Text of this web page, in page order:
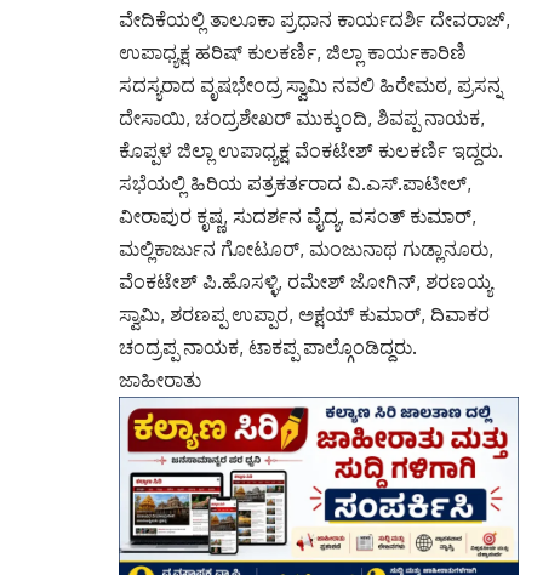
ವೇದಿಕೆಯಲ್ಲಿ ತಾಲೂಕಾ ಪ್ರಧಾನ ಕಾರ್ಯದರ್ಶಿ ದೇವರಾಜ್,
ಉಪಾಧ್ಯಕ್ಷ ಹರಿಷ್ ಕುಲಕರ್ಣಿ, ಜಿಲ್ಲಾ ಕಾರ್ಯಕಾರಿಣಿ
ಸದಸ್ಯರಾದ ವೃಷಭೇಂದ್ರ ಸ್ವಾಮಿ ನವಲಿ ಹಿರೇಮಠ, ಪ್ರಸನ್ನ
ದೇಸಾಯಿ, ಚಂದ್ರಶೇಖರ್ ಮುಕ್ಕುಂದಿ, ಶಿವಪ್ಪ ನಾಯಕ,
ಕೊಪ್ಪಳ ಜಿಲ್ಲಾ ಉಪಾಧ್ಯಕ್ಷ ವೆಂಕಟೇಶ್ ಕುಲಕರ್ಣಿ ಇದ್ದರು.
ಸಭೆಯಲ್ಲಿ ಹಿರಿಯ ಪತ್ರಕರ್ತರಾದ ವಿ.ಎಸ್.ಪಾಟೀಲ್,
ವೀರಾಪುರ ಕೃಷ್ಣ, ಸುದರ್ಶನ ವೈದ್ಯ, ವಸಂತ್ ಕುಮಾರ್,
ಮಲ್ಲಿಕಾರ್ಜುನ ಗೋಟೂರ್, ಮಂಜುನಾಥ ಗುಡ್ಲಾನೂರು,
ವೆಂಕಟೇಶ್ ಪಿ.ಹೊಸಳ್ಳಿ, ರಮೇಶ್ ಜೋಗಿನ್, ಶರಣಯ್ಯ
ಸ್ವಾಮಿ, ಶರಣಪ್ಪ ಉಪ್ಪಾರ, ಅಕ್ಷಯ್ ಕುಮಾರ್, ದಿವಾಕರ
ಚಂದ್ರಪ್ಪ ನಾಯಕ, ಟಾಕಪ್ಪ ಪಾಲ್ಗೊಂಡಿದ್ದರು.
ಜಾಹೀರಾತು